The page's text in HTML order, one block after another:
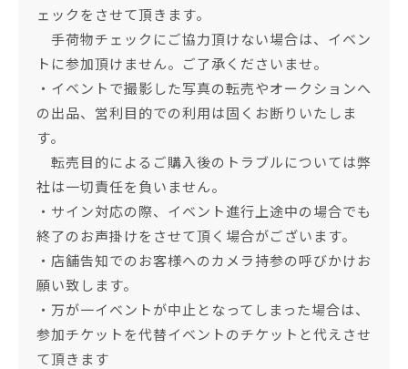
ェックをさせて頂きます。
手荷物チェックにご協力頂けない場合は、イベン
トに参加頂けません。ご了承くださいませ。
・イベントで撮影した写真の転売やオークションへ
の出品、営利目的での利用は固くお断りいたしま
す。
転売目的によるご購入後のトラブルについては弊
社は一切責任を負いません。
・サイン対応の際、イベント進行上途中の場合でも
終了のお声掛けをさせて頂く場合がございます。
・店舗告知でのお客様へのカメラ持参の呼びかけお
願い致します。
・万が一イベントが中止となってしまった場合は、
参加チケットを代替イベントのチケットと代えさせ
て頂きます